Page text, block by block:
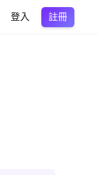
登入 註冊